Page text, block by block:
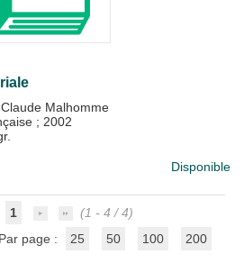
Malhomme
; 2002
Disponible
1
(1 - 4 / 4)
Par page :
25 50 100 200